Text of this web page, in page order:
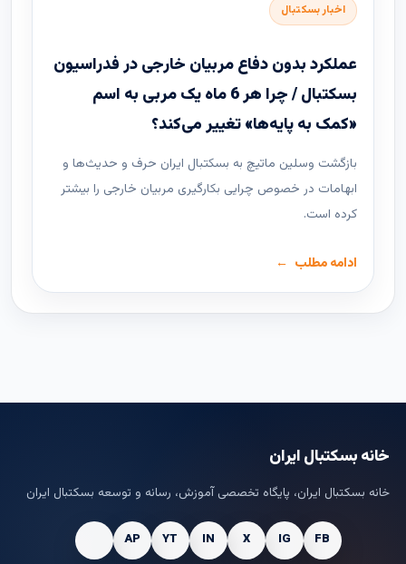
اخبار بسکتبال
عملکرد بدون دفاع مربیان خارجی در فدراسیون
بسکتبال / چرا هر 6 ماه یک مربی به اسم
«کمک به پایه‌ها» تغییر می‌کند؟
بازگشت وسلین ماتیچ به بسکتبال ایران حرف و حدیث‌ها و
ابهامات در خصوص چرایی بکارگیری مربیان خارجی را بیشتر
کرده است.
ادامه مطلب
خانه بسکتبال ایران
خانه بسکتبال ایران، پایگاه تخصصی آموزش، رسانه و توسعه بسکتبال ایران